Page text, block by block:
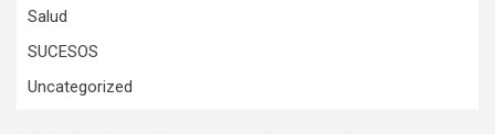
Salud
SUCESOS
Uncategorized